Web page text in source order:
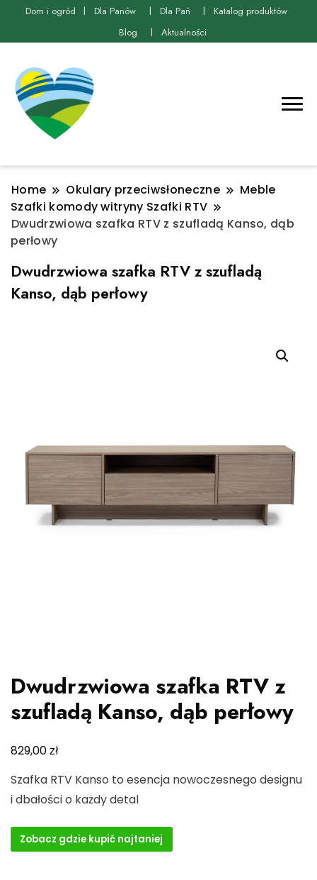
Dom i ogród Dla Panów Dla Pań
Katalog produktów
Blog
Aktualności
Home Okulary przeciwsłoneczne
Meble
Szafki komody witryny Szafki RTV
Dwudrzwiowa szafka RTV z szufladą Kanso, dąb
perłowy
Dwudrzwiowa szafka RTV z szufladą
Kanso, dąb perłowy
Dwudrzwiowa szafka RTV z
szufladą Kanso, dąb perłowy
829,00zł
Szafka RTV Kanso to esencja nowoczesnego designu
i dbałości o każdy detal
Zobacz gdzie kupić najtaniej